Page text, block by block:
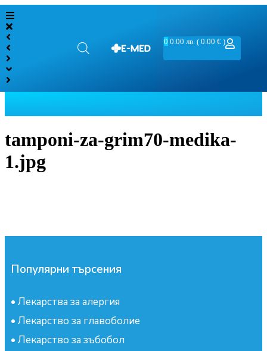
0 0.00лв. ( 0.00 € )
tamponi-za-grim70-medika-
1.jpg
Популярни търсения
• Лекарства за алергия
• Лекарство за главоболие
• Лекарство за зъбобол